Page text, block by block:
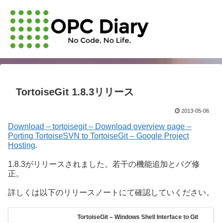
TortoiseGit 1.8.3リリース
2013-05-06
Download – tortoisegit – Download overview page –
Porting TortoiseSVN to TortoiseGit – Google Project
Hosting.
1.8.3がリリースされました。若干の機能追加とバグ修
正。
詳しくは以下のリリースノートにて確認していください。
TortoiseGit – Windows Shell Interface to Git